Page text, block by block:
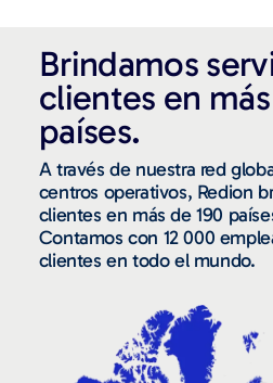
Brindamos
clientes en
países.
A través de nuestra red
centros operativos, Redion
clientes en más de 190
Contamos con 12 000
clientes en todo el mundo.